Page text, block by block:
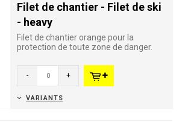
Filet de chantier - Filet de ski
- heavy
Filet de chantier orange pour la
protection de toute zone de danger.
- +
VARIANTS